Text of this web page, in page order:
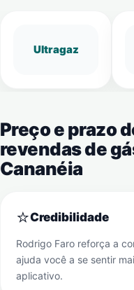
Ultragaz
Preço e prazo
revendas de
Cananéia
⭐Credibilidade
Rodrigo Faro reforça a
ajuda você a se sentir
aplicativo.